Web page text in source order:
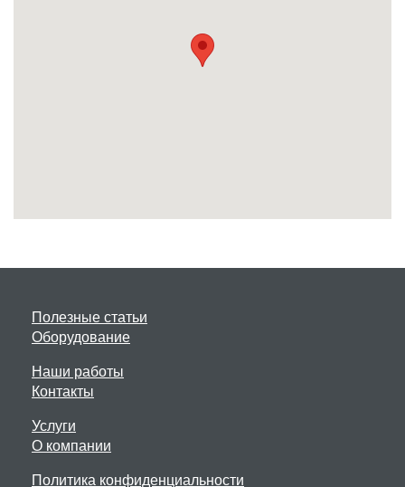
Полезные статьи
Оборудование
Наши работы
Контакты
Услуги
О компании
Политика конфиденциальности